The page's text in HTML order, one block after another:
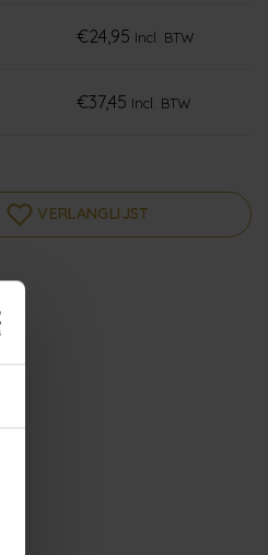
€24,95 Incl. BTW
€37,45 Incl. BTW
VERLANGLIJST